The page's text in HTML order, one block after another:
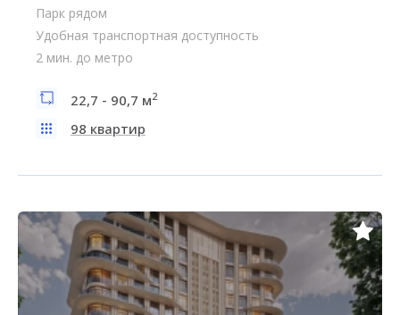
Парк рядом
Удобная транспортная доступность
2 мин. до метро
22,7 - 90,7 м2
98 квартир